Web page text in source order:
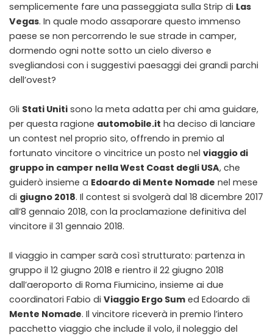
semplicemente fare una passeggiata sulla Strip di Las
Vegas. In quale modo assaporare questo immenso
paese se non percorrendo le sue strade in camper,
dormendo ogni notte sotto un cielo diverso e
svegliandosi con i suggestivi paesaggi dei grandi parchi
dell’ovest?
Gli Stati Uniti sono la meta adatta per chi ama guidare,
per questa ragione automobile.it ha deciso di lanciare
un contest nel proprio sito, offrendo in premio al
fortunato vincitore o vincitrice un posto nel viaggio di
gruppo in camper nella West Coast degli USA, che
guiderò insieme a Edoardo di Mente Nomade nel mese
di giugno 2018. Il contest si svolgerà dal 18 dicembre 2017
all’8 gennaio 2018, con la proclamazione definitiva del
vincitore il 31 gennaio 2018.
Il viaggio in camper sarà così strutturato: partenza in
gruppo il 12 giugno 2018 e rientro il 22 giugno 2018
dall’aeroporto di Roma Fiumicino, insieme ai due
coordinatori Fabio di Viaggio Ergo Sum ed Edoardo di
Mente Nomade. Il vincitore riceverà in premio l’intero
pacchetto viaggio che include il volo, il noleggio del